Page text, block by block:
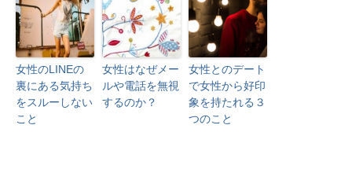
女性のLINEの
裏にある気持ち
をスルーしない
こと
女性はなぜメー
ルや電話を無視
するのか？
女性とのデート
で女性から好印
象を持たれる３
つのこと